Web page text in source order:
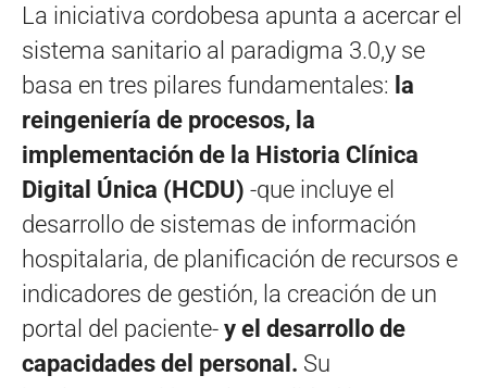
La iniciativa cordobesa apunta a acercar el
sistema sanitario al paradigma 3.0,y se
basa en tres pilares fundamentales: la
reingeniería de procesos, la
implementación de la Historia Clínica
Digital Única (HCDU) -que incluye el
desarrollo de sistemas de información
hospitalaria, de planificación de recursos e
indicadores de gestión, la creación de un
portal del paciente- y el desarrollo de
capacidades del personal. Su